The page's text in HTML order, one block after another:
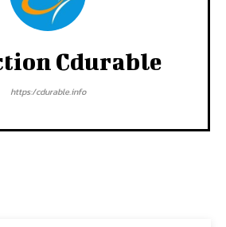
Cdurable
https:/cdurable.info